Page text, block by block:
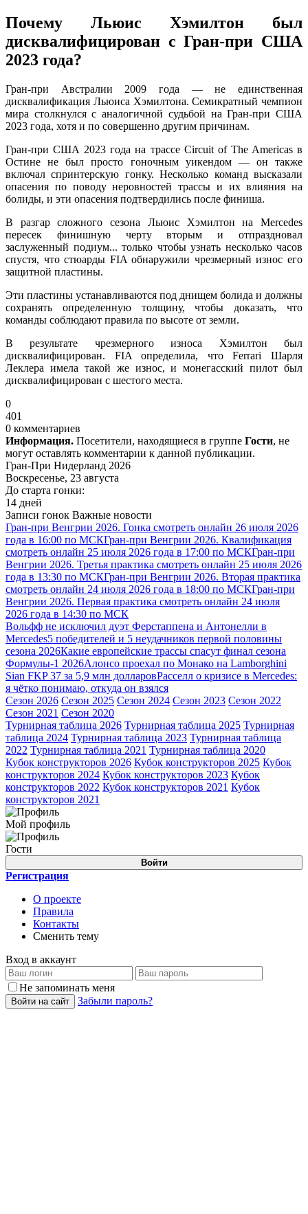
Почему Льюис Хэмилтон был
дисквалифицирован с Гран-при США
2023 года?
Гран-при Австралии 2009 года — не единственная
дисквалификация Льюиса Хэмилтона. Семикратный чемпион
мира столкнулся с аналогичной судьбой на Гран-при США
2023 года, хотя и по совершенно другим причинам.
Гран-при США 2023 года на трассе Circuit of The Americas в
Остине не был просто гоночным уикендом — он также
включал спринтерскую гонку. Несколько команд высказали
опасения по поводу неровностей трассы и их влияния на
болиды, и эти опасения подтвердились после финиша.
В разгар сложного сезона Льюис Хэмилтон на Mercedes
пересек финишную черту вторым и отпраздновал
заслуженный подиум... только чтобы узнать несколько часов
спустя, что стюарды FIA обнаружили чрезмерный износ его
защитной пластины.
Эти пластины устанавливаются под днищем болида и должны
сохранять определенную толщину, чтобы доказать, что
команды соблюдают правила по высоте от земли.
В результате чрезмерного износа Хэмилтон был
дисквалифицирован. FIA определила, что Ferrari Шарля
Леклера имела такой же износ, и монегасский пилот был
дисквалифицирован с шестого места.
0
401
0 комментариев
Информация. Посетители, находящиеся в группе Гости, не
могут оставлять комментарии к данной публикации.
Гран-При Нидерланд 2026
Воскресенье, 23 августа
До старта гонки:
14 дней
Записи гонок Важные новости
Гран-при Венгрии 2026. Гонка смотреть онлайн 26 июля 2026
года в 16:00 по МСКГран-при Венгрии 2026. Квалификация
смотреть онлайн 25 июля 2026 года в 17:00 по МСКГран-при
Венгрии 2026. Третья практика смотреть онлайн 25 июля 2026
года в 13:30 по МСКГран-при Венгрии 2026. Вторая практика
смотреть онлайн 24 июля 2026 года в 18:00 по МСКГран-при
Венгрии 2026. Первая практика смотреть онлайн 24 июля
2026 года в 14:30 по МСК
Вольфф не исключил дуэт Ферстаппена и Антонелли в
Mercedes5 победителей и 5 неудачников первой половины
сезона 2026Какие европейские трассы спасут финал сезона
Формулы-1 2026Алонсо проехал по Монако на Lamborghini
Sian FKP 37 за 5,9 млн долларовРасселл о кризисе в Mercedes:
я чётко понимаю, откуда он взялся
Сезон 2026 Сезон 2025 Сезон 2024 Сезон 2023 Сезон 2022
Сезон 2021 Сезон 2020
Турнирная таблица 2026 Турнирная таблица 2025 Турнирная
таблица 2024 Турнирная таблица 2023 Турнирная таблица
2022 Турнирная таблица 2021 Турнирная таблица 2020
Кубок конструкторов 2026 Кубок конструкторов 2025 Кубок
конструкторов 2024 Кубок конструкторов 2023 Кубок
конструкторов 2022 Кубок конструкторов 2021 Кубок
конструкторов 2021
Мой профиль
Гости
Войти
Регистрация
О проекте
Правила
Контакты
Сменить тему
Вход в аккаунт
Не запоминать меня
Войти на сайт Забыли пароль?